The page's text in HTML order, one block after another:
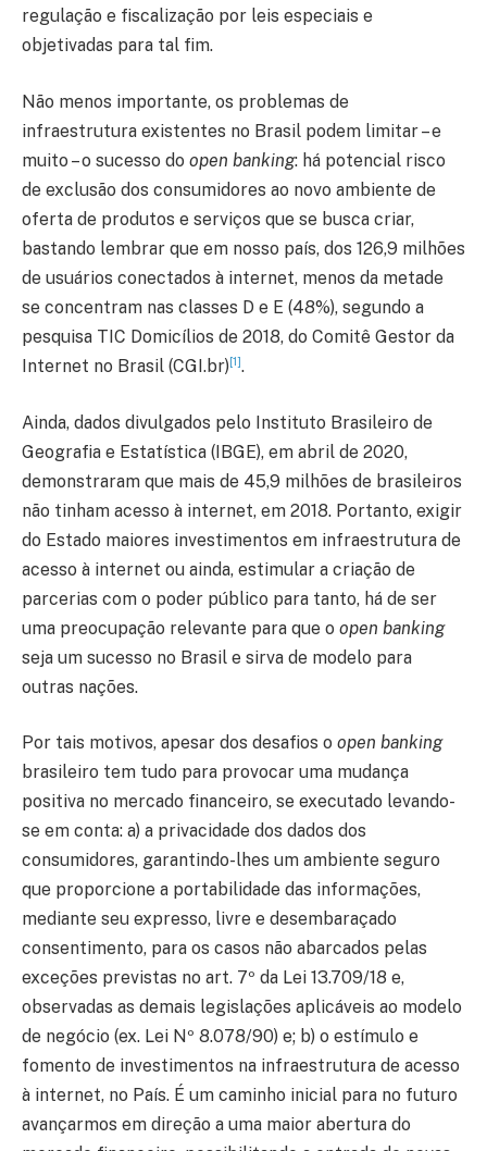
regulação e fiscalização por leis especiais e
objetivadas para tal fim.
Não menos importante, os problemas de
infraestrutura existentes no Brasil podem limitar – e
muito – o sucesso do open banking: há potencial risco
de exclusão dos consumidores ao novo ambiente de
oferta de produtos e serviços que se busca criar,
bastando lembrar que em nosso país, dos 126,9 milhões
de usuários conectados à internet, menos da metade
se concentram nas classes D e E (48%), segundo a
pesquisa TIC Domicílios de 2018, do Comitê Gestor da
Internet no Brasil (CGI.br)[1].
Ainda, dados divulgados pelo Instituto Brasileiro de
Geografia e Estatística (IBGE), em abril de 2020,
demonstraram que mais de 45,9 milhões de brasileiros
não tinham acesso à internet, em 2018. Portanto, exigir
do Estado maiores investimentos em infraestrutura de
acesso à internet ou ainda, estimular a criação de
parcerias com o poder público para tanto, há de ser
uma preocupação relevante para que o open banking
seja um sucesso no Brasil e sirva de modelo para
outras nações.
Por tais motivos, apesar dos desafios o open banking
brasileiro tem tudo para provocar uma mudança
positiva no mercado financeiro, se executado levando-
se em conta: a) a privacidade dos dados dos
consumidores, garantindo-lhes um ambiente seguro
que proporcione a portabilidade das informações,
mediante seu expresso, livre e desembaraçado
consentimento, para os casos não abarcados pelas
exceções previstas no art. 7º da Lei 13.709/18 e,
observadas as demais legislações aplicáveis ao modelo
de negócio (ex. Lei Nº 8.078/90) e; b) o estímulo e
fomento de investimentos na infraestrutura de acesso
à internet, no País. É um caminho inicial para no futuro
avançarmos em direção a uma maior abertura do